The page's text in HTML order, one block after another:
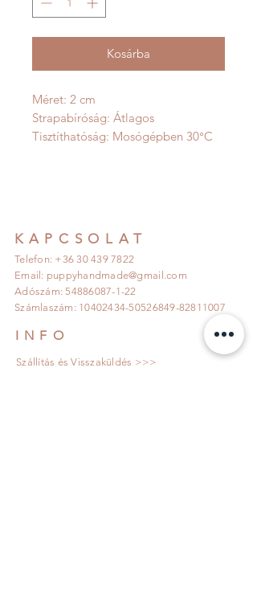
Kosárba
Méret: 2 cm
Strapabíróság: Átlagos
Tisztíthatóság: Mosógépben 30°C
KAPCSOLAT
Telefon: +36 30 439 7822
Email: puppyhandmade@gmail.com
Adószám:54886087-1-22
Számlaszám: 10402434-50526849-82811007
INFO
Szállítás és Visszaküldés >>>